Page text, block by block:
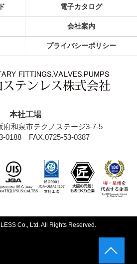
電子カタログ
会社案内
プライバシーポリシー
本社工場
府和泉市テクノステージ3-7-5
0188 FAX.0725-53-0387
Co., Ltd. All Rights Reserved.